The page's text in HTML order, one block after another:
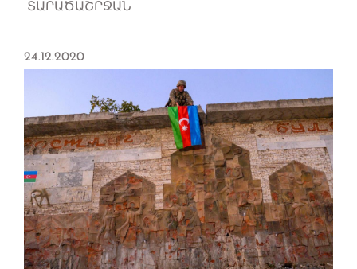
ՏԱՐԱԾԱՇՐՋԱՆ
24.12.2020